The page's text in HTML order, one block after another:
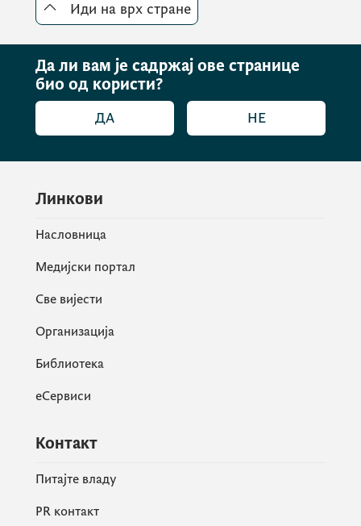
Иди на врх стране
Да ли вам је садржај ове странице
био од користи?
ДА НЕ
Линкови
Насловница
Медијски портал
Све вијести
Организација
Библиотека
еСервиси
Контакт
Питајте владу
PR контакт